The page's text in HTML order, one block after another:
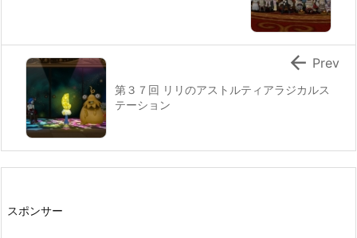
第３７回 リリのアストルティアラジカルス
テーション
 Prev
スポンサー